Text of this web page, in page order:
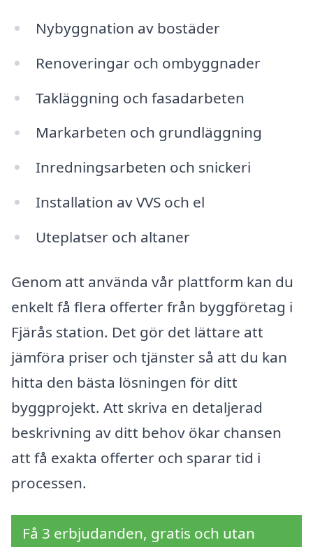
Nybyggnation av bostäder
Renoveringar och ombyggnader
Takläggning och fasadarbeten
Markarbeten och grundläggning
Inredningsarbeten och snickeri
Installation av VVS och el
Uteplatser och altaner
Genom att använda vår plattform kan du
enkelt få flera offerter från byggföretag i
Fjärås station. Det gör det lättare att
jämföra priser och tjänster så att du kan
hitta den bästa lösningen för ditt
byggprojekt. Att skriva en detaljerad
beskrivning av ditt behov ökar chansen
att få exakta offerter och sparar tid i
processen.
Få 3 erbjudanden, gratis och utan